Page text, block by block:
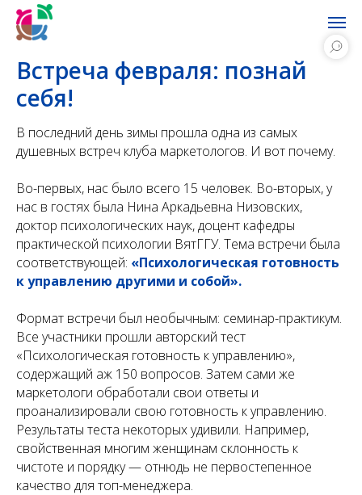
Встреча февраля: познай
себя!
В последний день зимы прошла одна из самых
душевных встреч клуба маркетологов. И вот почему.
Во-первых, нас было всего 15 человек. Во-вторых, у
нас в гостях была Нина Аркадьевна Низовских,
доктор психологических наук, доцент кафедры
практической психологии ВятГГУ. Тема встречи была
соответствующей: «Психологическая готовность
к управлению другими и собой».
Формат встречи был необычным: семинар-практикум.
Все участники прошли авторский тест
«Психологическая готовность к управлению»,
содержащий аж 150 вопросов. Затем сами же
маркетологи обработали свои ответы и
проанализировали свою готовность к управлению.
Результаты теста некоторых удивили. Например,
свойственная многим женщинам склонность к
чистоте и порядку — отнюдь не первостепенное
качество для топ-менеджера.